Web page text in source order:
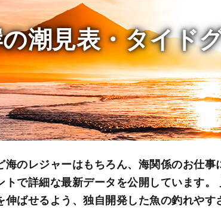
潮見表・タイド
海のレジャーはもちろん、海関係のお仕
トで詳細な最新データを公開しています
伸ばせるよう、独自開発した魚の釣れや